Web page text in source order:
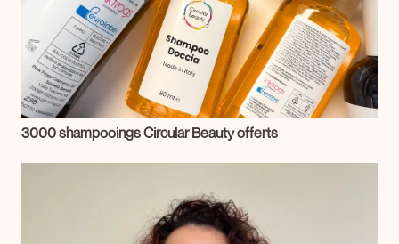
3000 shampooings Circular Beauty offerts